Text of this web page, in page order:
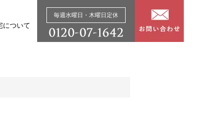
について
毎週水曜日・木曜日定休